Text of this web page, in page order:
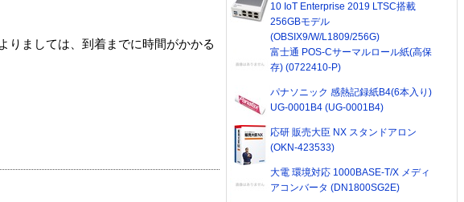
りましては、到着までに時間がかかる
10 IoT Enterprise 2019 LTSC搭載
256GBモデル
(OBSIX9/W/L1809/256G)
富士通 POS-Cサーマルロール紙(高保
存) (0722410-P)
パナソニック 感熱記録紙B4(6本入り)
UG-0001B4 (UG-0001B4)
応研 販売大臣 NX スタンドアロン
(OKN-423533)
大電 環境対応 1000BASE-T/X メディ
アコンバータ (DN1800SG2E)